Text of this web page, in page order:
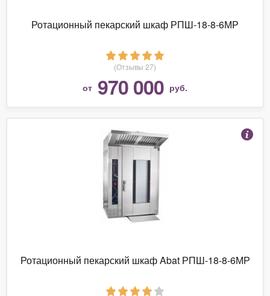
Ротационный пекарский шкаф РПШ-18-8-6МР
(Отзывы 27)
от 970 000 руб.
Ротационный пекарский шкаф Abat РПШ-18-8-6МР